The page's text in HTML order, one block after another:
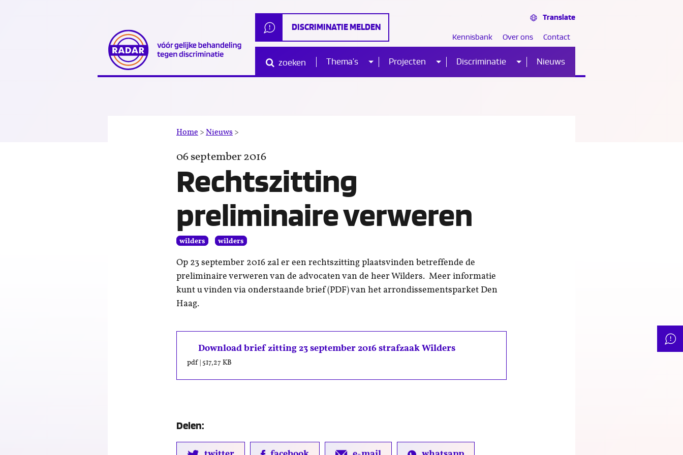
zoeken Thema’s
Sub
Projecten
Sub
Discriminatie
Sub
Nieuws
DISCRIMINATIE MELDEN
Kennisbank Over ons Contact
Translate
Home > Nieuws >
verweren
06 september 2016
Rechtszitting
preliminaire verweren
wilders wilders
Op 23 september 2016 zal er een rechtszitting plaatsvinden betreffende de
preliminaire verweren van de advocaten van de heer Wilders. Meer informatie
kunt u vinden via onderstaande brief (PDF) van het arrondissementsparket Den
Haag.
Download brief zitting 23 september 2016 strafzaak Wilders
pdf 517,27 KB
Delen: